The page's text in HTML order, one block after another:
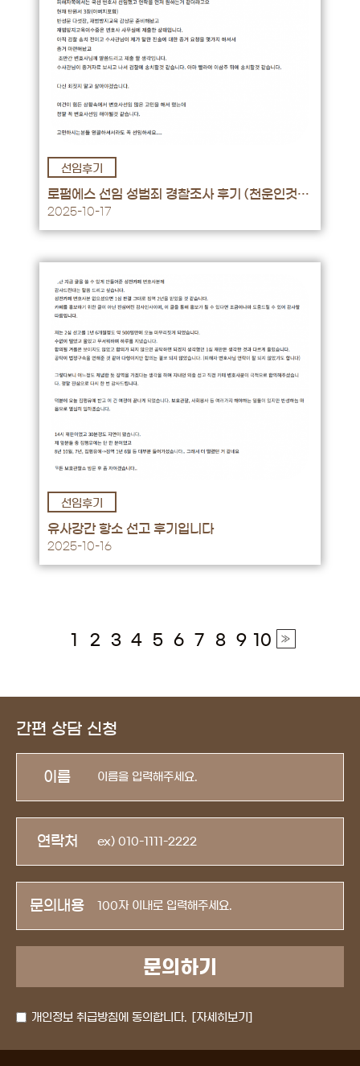
선임후기
로펌에스 선임 성범죄 경찰조사 후기 (천운인것
같습니다.)
2025-10-17
선임후기
유사강간 항소 선고 후기입니다
2025-10-16
1 2 3 4 5 6 7 8 9 10
간편 상담 신청
이름
연락처
문의내용
개인정보 취급방침에 동의합니다. [자세히보기]